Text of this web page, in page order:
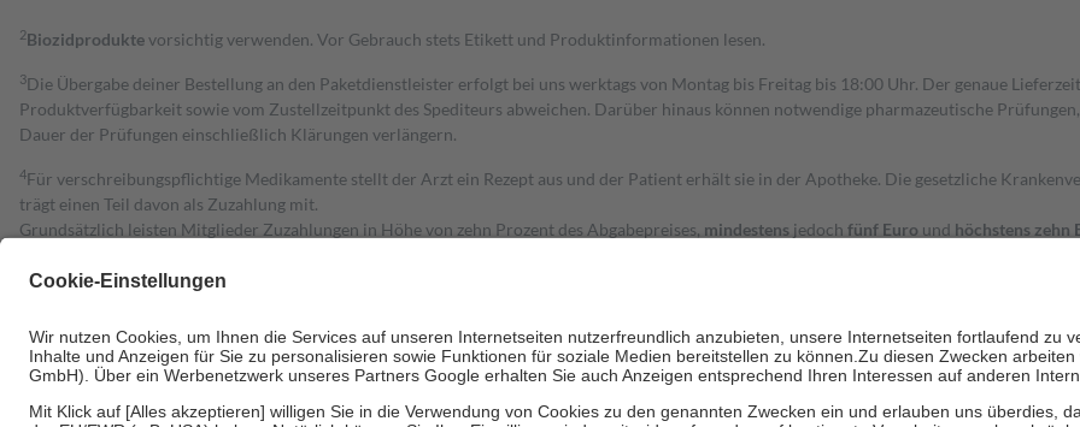
2Biozidproduktevorsichtig verwenden. Vor Gebrauch stets Etikett und Produktinformationen lesen.
3Die Übergabe deiner Bestellung an den Paketdienstleister erfolgt bei uns werktags von Montag bis Freitag bis 18:00 Uhr. Der genaue
Produktverfügbarkeit sowie vom Zustellzeitpunkt des Spediteurs abweichen. Darüber hinaus können notwendige pharmazeutische
Dauer der Prüfungen einschließlich Klärungen verlängern.
4Für verschreibungspflichtige Medikamente stellt der Arzt ein Rezept aus und der Patient erhält sie in der Apotheke. Die gesetzliche
trägt einen Teil davon als Zuzahlung mit.
Grundsätzlich leisten Mitglieder Zuzahlungen in Höhe von zehn Prozent des Abgabepreises, mindestens jedoch fünf Euro und höchstens zehn
Diese Regeln gelten grundsätzlich auch für Online-Apotheken.
Um das Engagement der Versicherten für ihre eigene Gesundheit zu stärken und die besondere Stellung der Familie zu unterstützen, fallen
• Kindern und Jugendlichen bis zum vollendeten 18. Lebensjahr mit Ausnahme der Fahrkosten
• Untersuchungen zur Vorsorge und Früherkennung, die von der GKV getragen werden
• empfohlenen Schutzimpfungen